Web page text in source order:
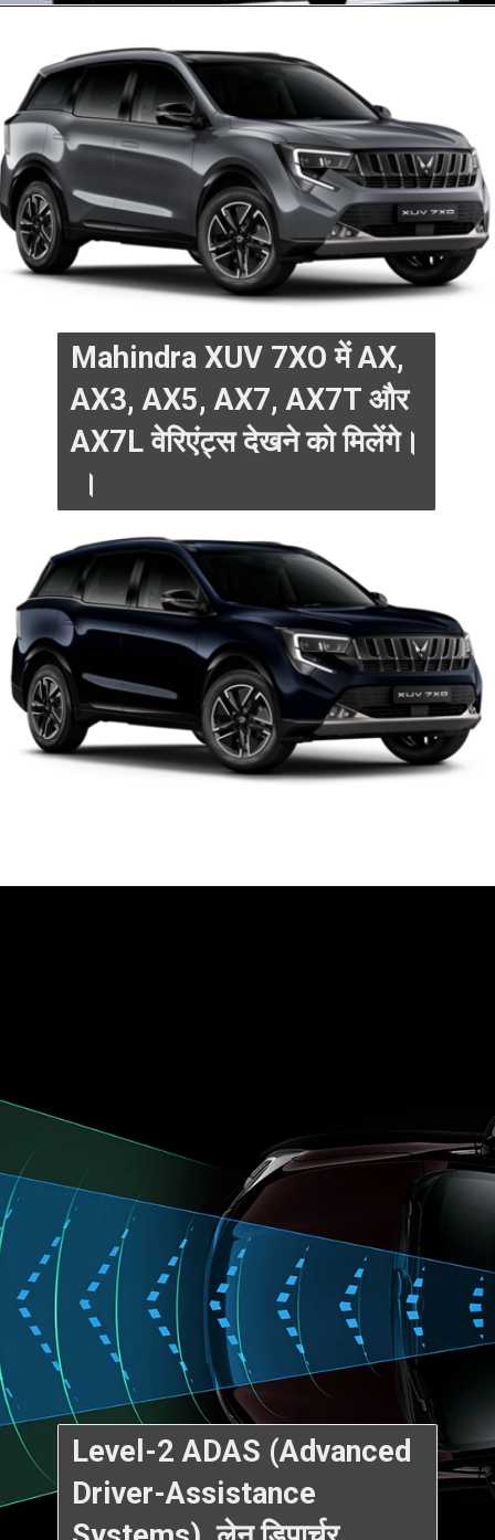
Mahindra XUV 7XO में AX,
AX3, AX5, AX7, AX7T और
AX7L वेरिएंट्स देखने को मिलेंगे।
।
Level-2 ADAS (Advanced
Driver-Assistance